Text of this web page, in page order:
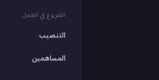
الشروع في العمل
التنصيب
المساهمين